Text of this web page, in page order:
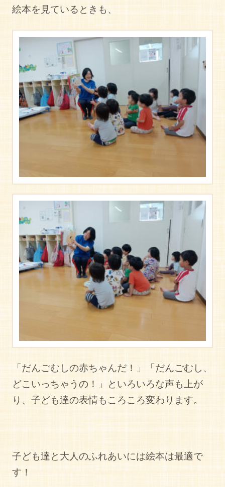
絵本を見ているときも、
「だんごむしの赤ちゃんだ！」「だんごむし、
どこいっちゃうの！」といろいろな声も上が
り、子ども達の表情もころころ変わります。
子ども達と大人のふれあいには絵本は最適で
す！